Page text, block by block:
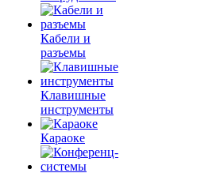
Кабели и
разъемы
Клавишные
инструменты
Караоке